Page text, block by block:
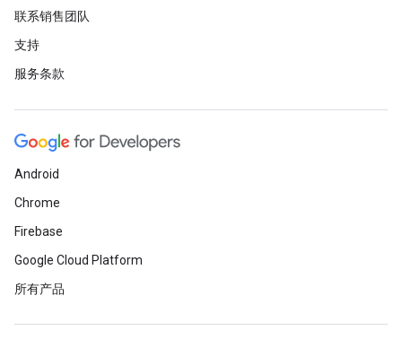
联系销售团队
支持
服务条款
Android
Chrome
Firebase
Google Cloud Platform
所有产品